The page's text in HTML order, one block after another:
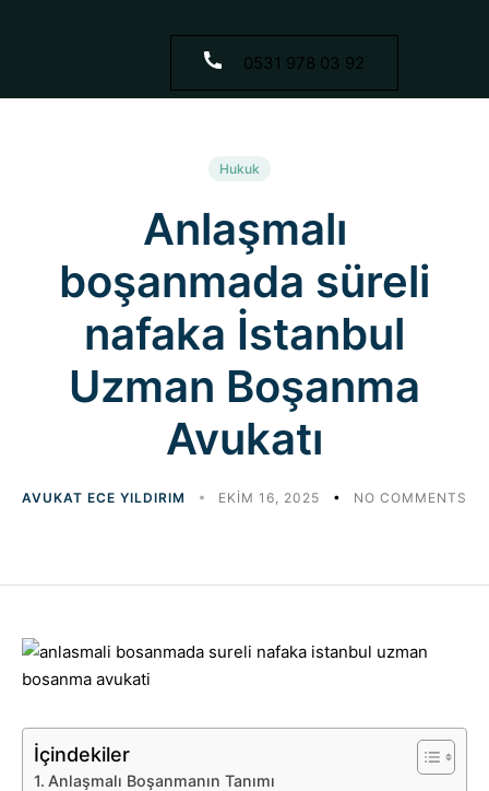
0531 978 03 92
Hukuk
Anlaşmalı
boşanmada süreli
nafaka İstanbul
Uzman Boşanma
Avukatı
AVUKAT ECE YILDIRIM EKIM 16, 2025 NO COMMENTS
İçindekiler
Anlaşmalı Boşanmanın Tanımı